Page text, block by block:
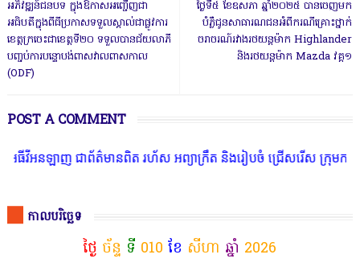
ថ្ងៃទី៥ ខែឧសភា ឆ្នាំ២០២៥ បានចេញមក
បំភ្លឺជូនសាធារណជនអំពីករណីគ្រោះថ្នាក់
ចរាចរណ៍រវាងរថយន្តម៉ាក Highlander
និងរថយន្តម៉ាក Mazda វគ្គ១
អភិវឌ្ឍន៍ជនបទ ក្នុងឱកាសអញ្ជើញជា
អធិបតីក្នុងពីធីប្រកាសទទួលស្គាល់ជាផ្លូវការ
ខេត្តក្រចេះជាខេត្តទី២០ ទទួលបានជ័យលាភី
បញ្ចប់ការបន្ទោបង់ពាសវាលពាសកាល
(ODF)
POST A COMMENT
ាញ ជាព័ត៌មានពិត រហ័ស អព្យាក្រឹត និងរៀបចំ ជ្រើសរើស ក្រុមការងារ ន
កាលបរិច្ឆេទ
ថ្ងៃ ច័ន្ទ ទី 010 ខែ សីហា ឆ្នាំ 2026